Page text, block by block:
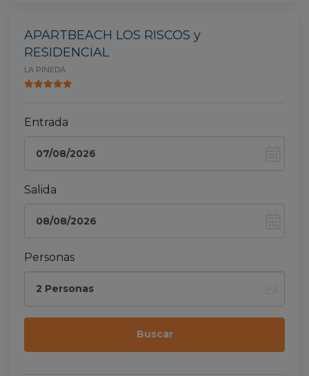
APARTBEACH LOS RISCOS y
RESIDENCIAL
LA PINEDA
Entrada
Salida
Personas
2 Personas